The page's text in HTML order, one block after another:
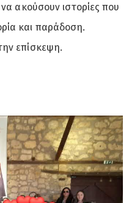
να ακούσουν ιστορίες που
και παράδοση.
επίσκεψη.